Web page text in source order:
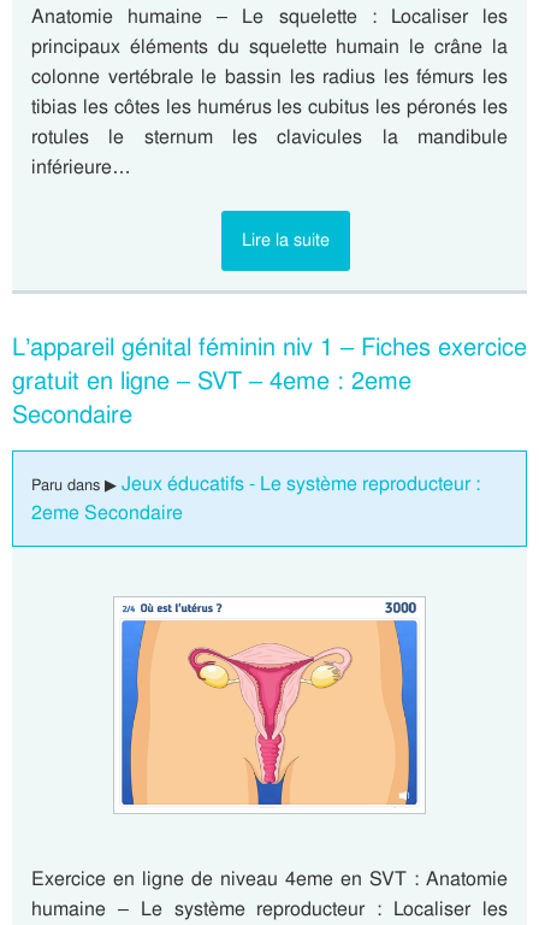
Anatomie humaine – Le squelette : Localiser les
principaux éléments du squelette humain le crâne la
colonne vertébrale le bassin les radius les fémurs les
tibias les côtes les humérus les cubitus les péronés les
rotules le sternum les clavicules la mandibule
inférieure…
Lire la suite
L’appareil génital féminin niv 1 – Fiches exercice
gratuit en ligne – SVT – 4eme : 2eme
Secondaire
Paru dans ▶ Jeux éducatifs - Le système reproducteur :
2eme Secondaire
Exercice en ligne de niveau 4eme en SVT : Anatomie
humaine – Le système reproducteur : Localiser les